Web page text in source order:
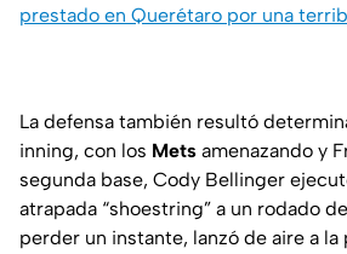
prestado en Querétaro por una
La defensa también resultó
inning, con los Mets amenazando y
segunda base, Cody Bellinger
atrapada “shoestring” a un rodado
perder un instante, lanzó de aire a la